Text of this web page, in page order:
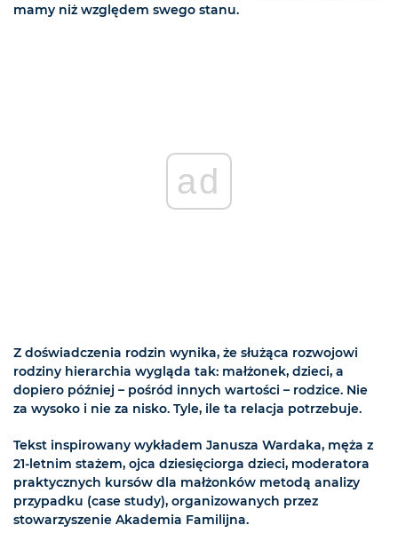
mamy niż względem swego stanu.
ad
Z doświadczenia rodzin wynika, że służąca rozwojowi
rodziny hierarchia wygląda tak: małżonek, dzieci, a
dopiero później – pośród innych wartości – rodzice. Nie
za wysoko i nie za nisko. Tyle, ile ta relacja potrzebuje.
Tekst inspirowany wykładem Janusza Wardaka, męża z
21-letnim stażem, ojca dziesięciorga dzieci, moderatora
praktycznych kursów dla małżonków metodą analizy
przypadku (case study), organizowanych przez
stowarzyszenie Akademia Familijna.